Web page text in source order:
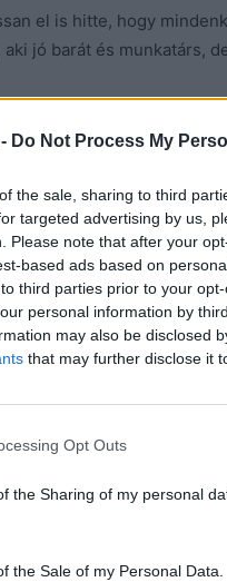
Do Not Process My
the sale, sharing to third
targeted advertising by us,
Please note that after your
based ads based on
third parties prior to your
personal information by
may also be disclosed
that may further disclose it
Opt Outs
the Sharing of my personal
the Sale of my Personal Data.
el is hitte, hogy
jó barát és munkatárs,
– merő
kedves kávé-
cserélte: a mosolya
hogy először ki is kérte
csak arra a
– a gyerekeket a
egyre inkább szorult a
ő… A szokásos blabla.
a kettőre.
kiengedve hagyta a haját.
kézzel bezárta az ajtót.